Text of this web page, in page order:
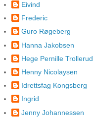
Eivind
Frederic
Guro Røgeberg
Hanna Jakobsen
Hege Pernille Trollerud
Henny Nicolaysen
Idrettsfag Kongsberg
Ingrid
Jenny Johannessen